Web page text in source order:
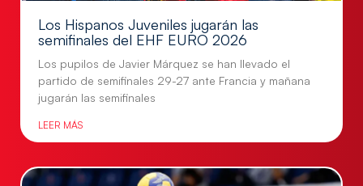
Los Hispanos Juveniles jugarán las
semifinales del EHF EURO 2026
Los pupilos de Javier Márquez se han llevado el
partido de semifinales 29-27 ante Francia y mañana
jugarán las semifinales
LEER MÁS